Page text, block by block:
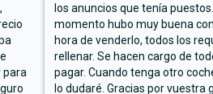
para
los anuncios que tenía
momento hubo muy buena
hora de venderlo, todos los
rellenar. Se hacen cargo de
pagar. Cuando tenga otro
lo dudaré. Gracias por vuestra